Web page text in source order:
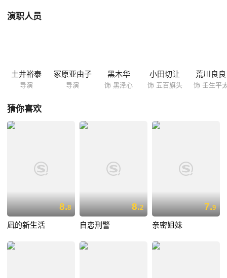
演职人员
土井裕泰
导演
冢原亚由子
导演
黑木华
饰 黑泽心
小田切让
饰 五百旗头
荒川良良
饰 壬生平
猜你喜欢
8.8
凪的新生活
8.2
自恋刑警
7.9
亲密姐妹